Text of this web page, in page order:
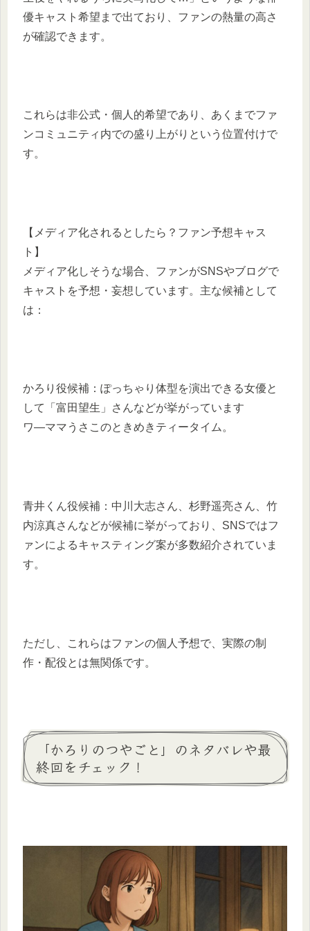
優キャスト希望まで出ており、ファンの熱量の高さ
が確認できます。
これらは非公式・個人的希望であり、あくまでファ
ンコミュニティ内での盛り上がりという位置付けで
す。
【メディア化されるとしたら？ファン予想キャス
ト】
メディア化しそうな場合、ファンがSNSやブログで
キャストを予想・妄想しています。主な候補として
は：
かろり役候補：ぽっちゃり体型を演出できる女優と
して「富田望生」さんなどが挙がっています
ワ―ママうさこのときめきティータイム。
青井くん役候補：中川大志さん、杉野遥亮さん、竹
内涼真さんなどが候補に挙がっており、SNSではフ
ァンによるキャスティング案が多数紹介されていま
す。
ただし、これらはファンの個人予想で、実際の制
作・配役とは無関係です。
「かろりのつやごと」のネタバレや最
終回をチェック！